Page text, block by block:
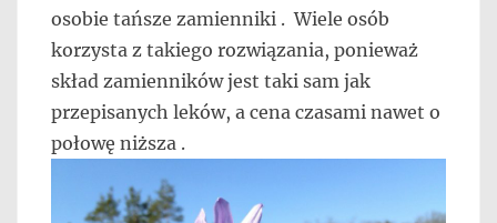
osobie tańsze zamienniki . Wiele osób
korzysta z takiego rozwiązania, ponieważ
skład zamienników jest taki sam jak
przepisanych leków, a cena czasami nawet o
połowę niższa .